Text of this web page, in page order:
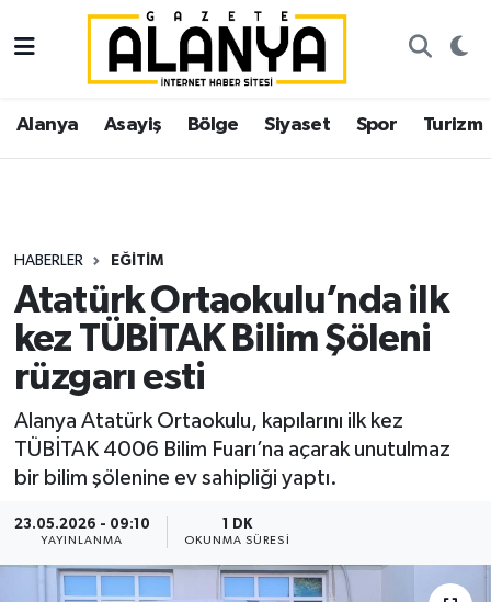
Alanya Asayiş Bölge Siyaset Spor Turizm
HABERLER EĞITIM
Atatürk Ortaokulu’nda ilk
kez TÜBİTAK Bilim Şöleni
rüzgarı esti
Alanya Atatürk Ortaokulu, kapılarını ilk kez
TÜBİTAK 4006 Bilim Fuarı’na açarak unutulmaz
bir bilim şölenine ev sahipliği yaptı.
23.05.2026 - 09:10
YAYINLANMA
1 DK
OKUNMA SÜRESI
Alanya
Asayiş
Siyaset
Spor
Ekonomi
Gazipaşa
İstanbul Nöbetçi Eczaneler
İstanbul Hava Durumu
Süper Lig Puan Durumu ve Fikstür
Tüm Manşetler
Son Dakika Haberleri
Haber Arşivi